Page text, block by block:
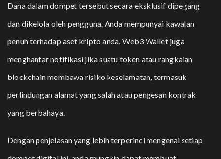
Dana dalam dompet tersebut secara eksklusif dipegang
dan dikelola oleh pengguna. Anda mempunyai kawalan
penuh terhadap aset kripto anda. Web3 Wallet juga
menghantar notifikasi jika suatu token atau rangkaian
blockchain membawa risiko keselamatan, termasuk
perlindungan alamat yang salah atau pengesan kontrak
yang berbahaya.
Dengan penjelasan yang lebih terperinci mengenai setiap